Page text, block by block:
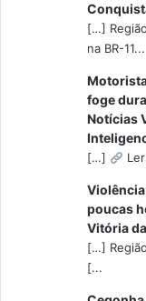
[…]
na BR-11...
foge
Notícias
[…]
poucas
Vitória
[…]
[...